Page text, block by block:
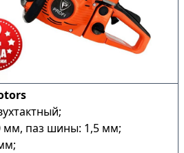
паз шины: 1,5 мм;